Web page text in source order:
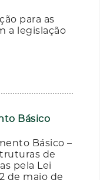
para as
a legislação
Básico
Básico –
de
pela Lei
de maio de